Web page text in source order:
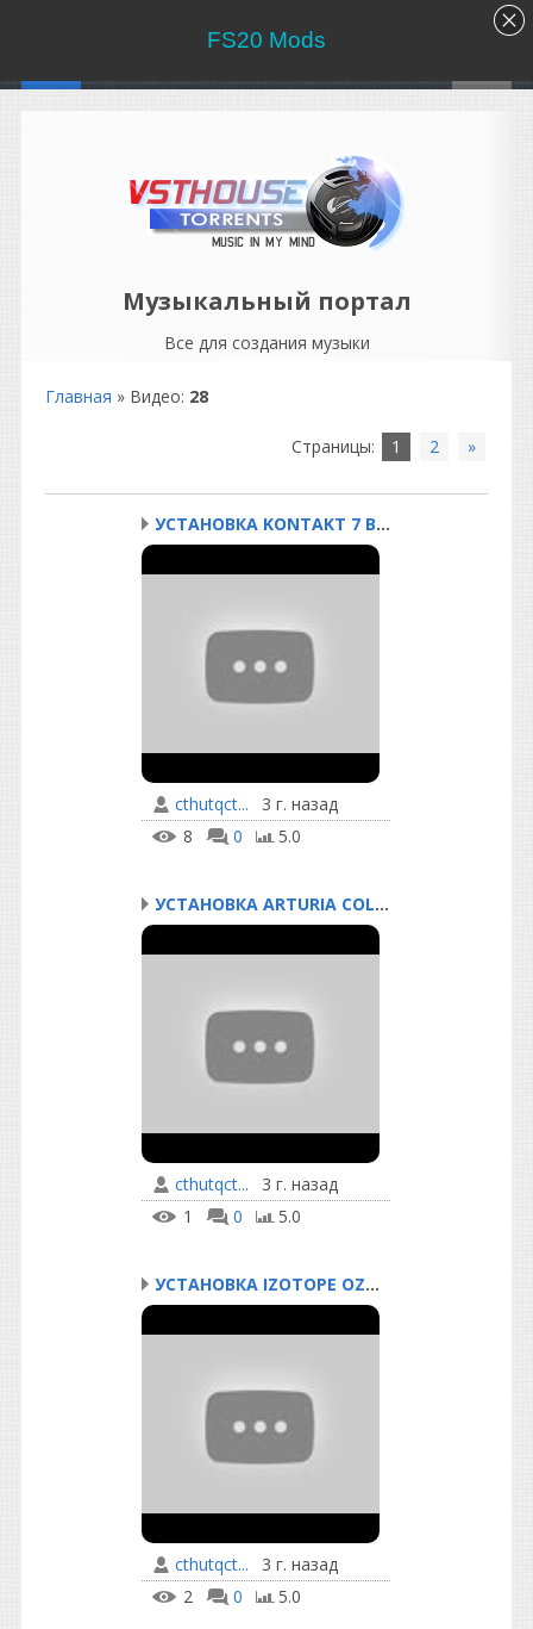
Музыкальный портал
Все для создания музыки
Главная » Видео: 28
Страницы: 1 2 »
УСТАНОВКА KONTAKT 7 В F...
cthutqct...
3 г. назад
8
0 5.0
УСТАНОВКА ARTURIA COLLE...
cthutqct...
3 г. назад
1
0 5.0
УСТАНОВКА IZOTOPE OZONE...
cthutqct...
3 г. назад
2
0 5.0
FS20 Mods